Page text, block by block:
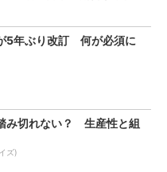
5年ぶり改訂 何が必須に
み切れない？ 生産性と組
ズ)